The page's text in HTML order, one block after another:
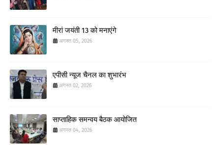
मीरां जयंती 13 को मनाएंगे
अगस्त 05, 2026
एपीसी न्यूज चैनल का शुभारंभ
अगस्त 02, 2026
साप्ताहिक समन्वय बैठक आयोजित
अगस्त 04, 2026